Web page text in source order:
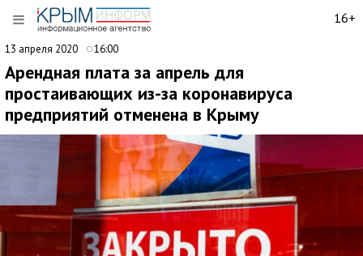
16+
13 апреля 2020 16:00
Арендная плата за апрель для
простаивающих из-за коронавируса
предприятий отменена в Крыму